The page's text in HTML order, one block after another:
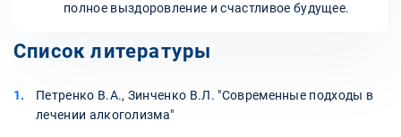
полное выздоровление и счастливое будущее.
Список литературы
Петренко В.А., Зинченко В.Л. "Современные подходы в
лечении алкоголизма"